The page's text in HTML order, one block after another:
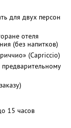
для двух персон
отеля
(без напитков)
(Capriccio)
15 часов